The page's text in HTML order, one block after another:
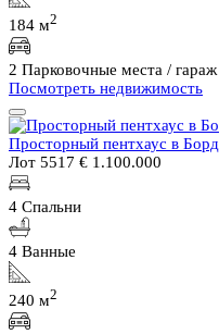
184 м2
2 Парковочные места / гараж
Посмотреть недвижимость
Просторный пентхаус в
Лот 5517 € 1.100.000
4 Спальни
4 Ванные
240 м2